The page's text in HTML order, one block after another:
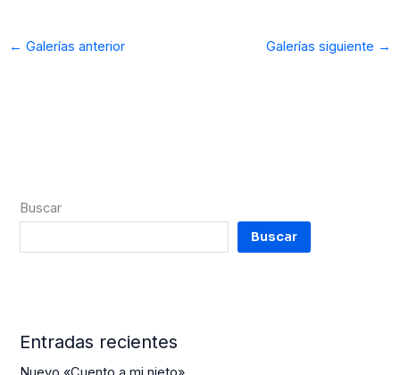
← Galerías anterior Galerías siguiente →
Buscar
Buscar
Entradas recientes